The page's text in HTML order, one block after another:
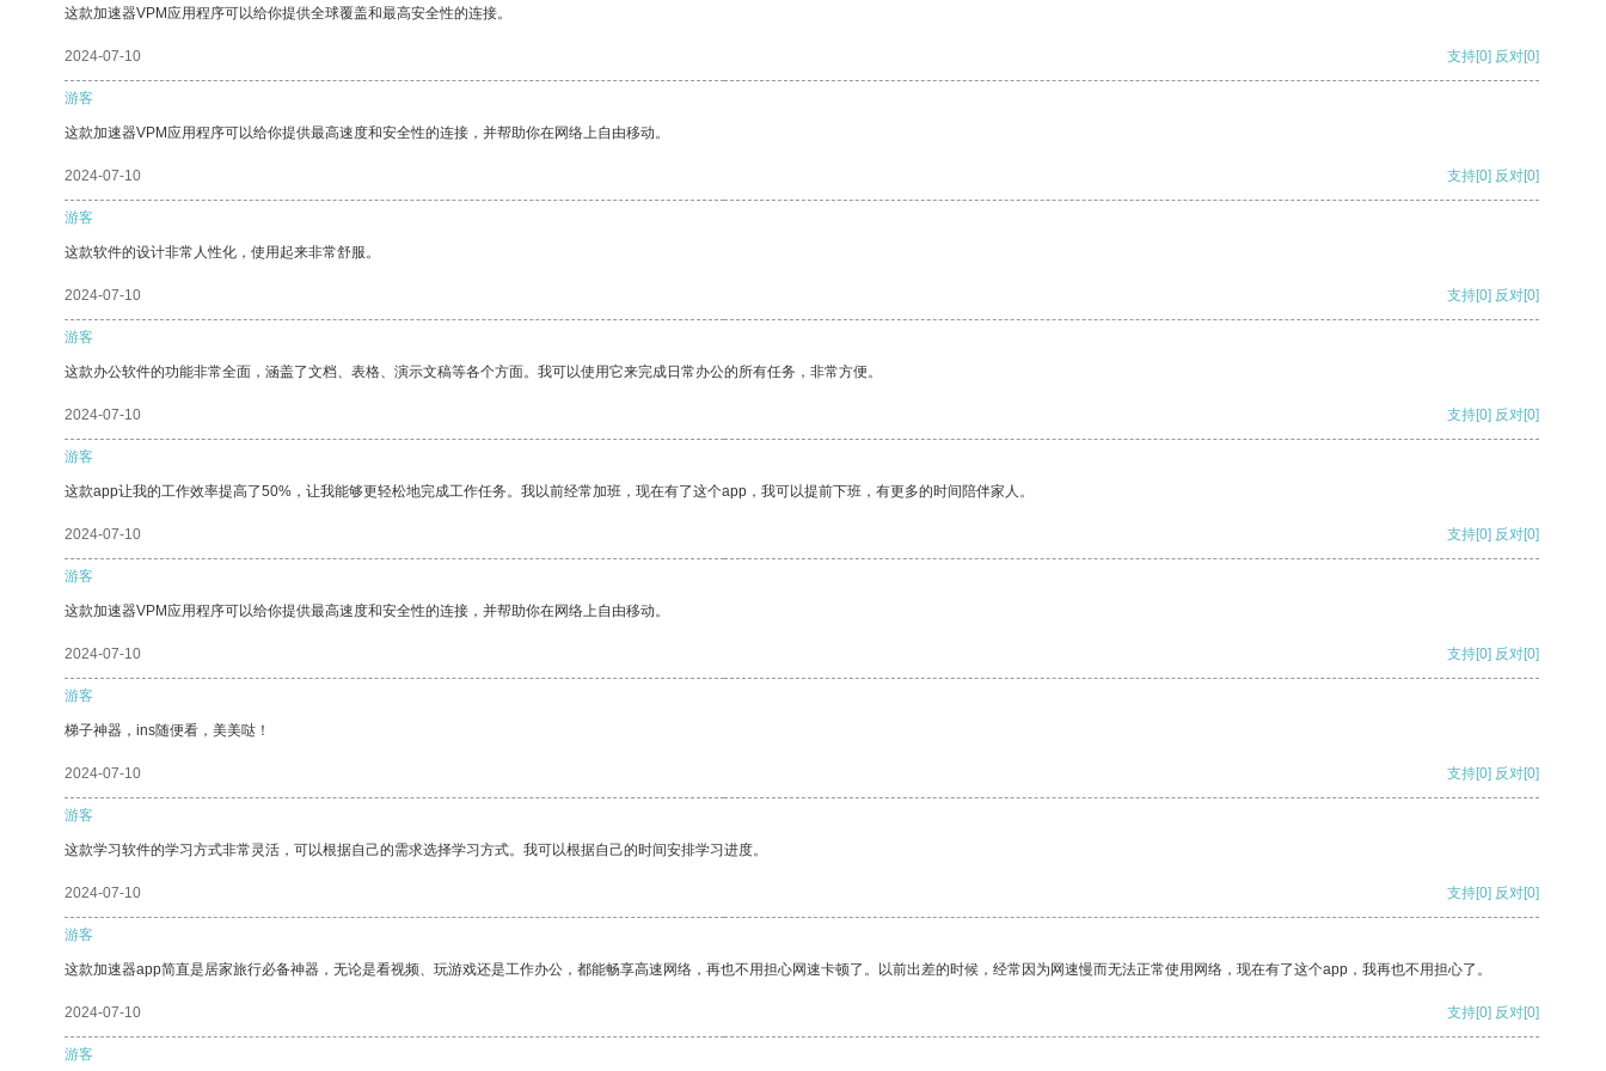
这款加速器VPM应用程序可以给你提供全球覆盖和最高安全性的连接。
2024-07-10 支持[0] 反对[0]
游客
这款加速器VPM应用程序可以给你提供最高速度和安全性的连接，并帮助你在网络上自由移动。
2024-07-10 支持[0] 反对[0]
游客
这款软件的设计非常人性化，使用起来非常舒服。
2024-07-10 支持[0] 反对[0]
游客
这款办公软件的功能非常全面，涵盖了文档、表格、演示文稿等各个方面。我可以使用它来完成日常办公的所有任务，非常方便。
2024-07-10 支持[0] 反对[0]
游客
这款app让我的工作效率提高了50%，让我能够更轻松地完成工作任务。我以前经常加班，现在有了这个app，我可以提前下班，有更多的时间陪伴家人。
2024-07-10 支持[0] 反对[0]
游客
这款加速器VPM应用程序可以给你提供最高速度和安全性的连接，并帮助你在网络上自由移动。
2024-07-10 支持[0] 反对[0]
游客
梯子神器，ins随便看，美美哒！
2024-07-10 支持[0] 反对[0]
游客
这款学习软件的学习方式非常灵活，可以根据自己的需求选择学习方式。我可以根据自己的时间安排学习进度。
2024-07-10 支持[0] 反对[0]
游客
这款加速器app简直是居家旅行必备神器，无论是看视频、玩游戏还是工作办公，都能畅享高速网络，再也不用担心网速卡顿了。以前出差的时候，经常因为网速慢而无法正常使用网络，现在有了这个app，我再也不用担心了。
2024-07-10 支持[0] 反对[0]
游客